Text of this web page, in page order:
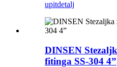
upitdetalj
DINSEN
fitinga SS-304 4”